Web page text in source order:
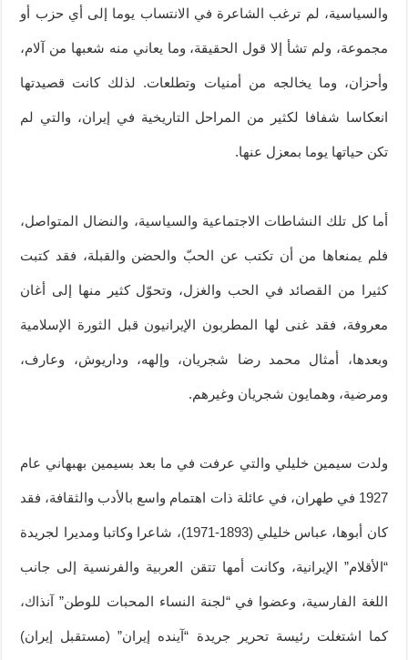
والسياسية، لم ترغب الشاعرة في الانتساب يوما إلى أي حزب أو
مجموعة، ولم تشأ إلا قول الحقيقة، وما يعاني منه شعبها من آلام،
وأحزان، وما يخالجه من أمنيات وتطلعات. لذلك كانت قصيدتها
انعكاسا شفافا لكثير من المراحل التاريخية في إيران، والتي لم
تكن حياتها يوما بمعزل عنها.
أما كل تلك النشاطات الاجتماعية والسياسية، والنضال المتواصل،
فلم يمنعاها من أن تكتب عن الحبّ والحضن والقبلة، فقد كتبت
كثيرا من القصائد في الحب والغزل، وتحوّل كثير منها إلى أغان
معروفة، فقد غنى لها المطربون الإيرانيون قبل الثورة الإسلامية
وبعدها، أمثال محمد رضا شجريان، وإلهه، وداريوش، وعارف،
ومرضية، وهمايون شجريان وغيرهم.
ولدت سيمين خليلي والتي عرفت في ما بعد بسيمين بهبهاني عام
1927 في طهران، في عائلة ذات اهتمام واسع بالأدب والثقافة، فقد
كان أبوها، عباس خليلي (1893-1971)، شاعرا وكاتبا ومديرا لجريدة
“الأقلام” الإيرانية، وكانت أمها تتقن العربية والفرنسية إلى جانب
اللغة الفارسية، وعضوا في “لجنة النساء المحبات للوطن” آنذاك،
كما اشتغلت رئيسة تحرير جريدة “آينده إيران” (مستقبل إيران)